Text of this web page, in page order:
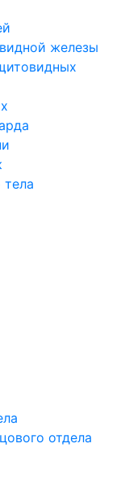
железы
тела
отдела